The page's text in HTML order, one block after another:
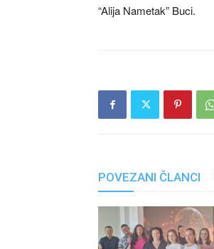
“Alija Nametak” Buci.
POVEZANI ČLANCI